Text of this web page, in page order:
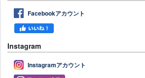
Facebookアカウント
Instagram
Instagramアカウント